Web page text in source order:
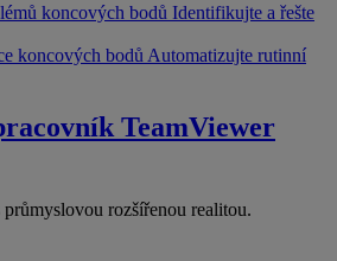
koncových bodů Identifikujte a řešte
koncových bodů Automatizujte rutinní
TeamViewer
rozšířenou realitou.